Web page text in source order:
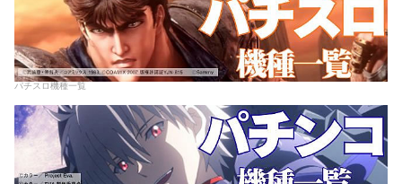
パチスロ機種一覧